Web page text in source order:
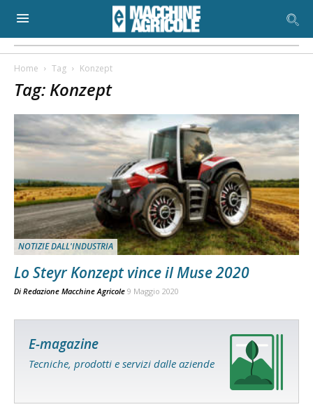
Home Tag Konzept
Tag: Konzept
NOTIZIE DALL'INDUSTRIA
Lo Steyr Konzept vince il Muse 2020
Di Redazione Macchine Agricole 9 Maggio 2020
E-magazine
Tecniche, prodotti e servizi dalle aziende